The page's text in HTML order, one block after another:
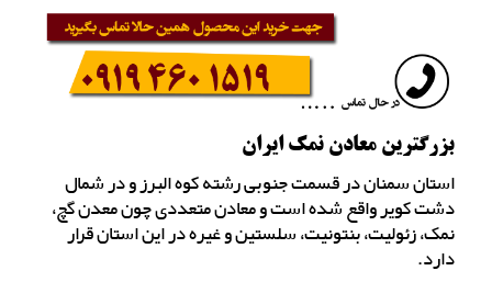
بزرگترین معادن نمک ایران
استان سمنان در قسمت جنوبی رشته کوه البرز و در شمال
دشت کویر واقع شده است و معادن متعددی چون معدن گچ،
نمک، زئولیت، بنتونیت، سلستین و غیره در این استان قرار
دارد.